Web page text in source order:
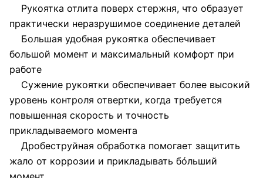
Рукоятка отлита поверх стержня, что образует
практически неразрушимое соединение деталей
Большая удобная рукоятка обеспечивает
большой момент и максимальный комфорт при
работе
Сужение рукоятки обеспечивает более высокий
уровень контроля отвертки, когда требуется
повышенная скорость и точность
прикладываемого момента
Дробеструйная обработка помогает защитить
жало от коррозии и прикладывать бóльший